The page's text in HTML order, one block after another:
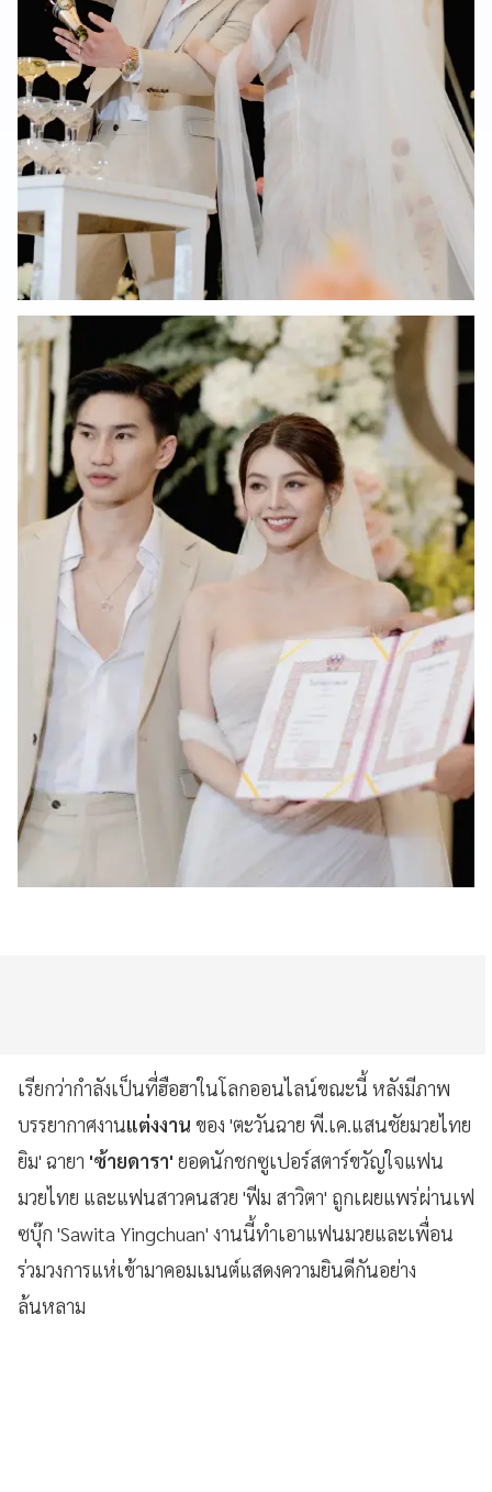
เรียกว่ากำลังเป็นที่ฮือฮาในโลกออนไลน์ขณะนี้ หลังมีภาพ
บรรยากาศงานแต่งงาน ของ 'ตะวันฉาย พี.เค.แสนชัยมวยไทย
ยิม' ฉายา 'ซ้ายดารา' ยอดนักชกซูเปอร์สตาร์ขวัญใจแฟน
มวยไทย และแฟนสาวคนสวย 'ฟีม สาวิตา' ถูกเผยแพร่ผ่านเฟ
ซบุ๊ก 'Sawita Yingchuan' งานนี้ทำเอาแฟนมวยและเพื่อน
ร่วมวงการแห่เข้ามาคอมเมนต์แสดงความยินดีกันอย่าง
ล้นหลาม